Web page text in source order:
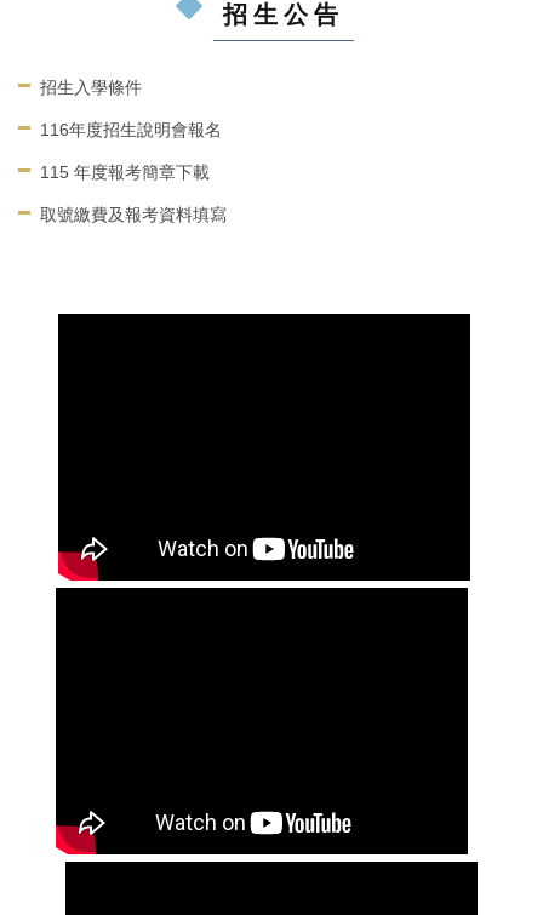
招生公告
招生入學條件
116年度招生說明會報名
115 年度報考簡章下載
取號繳費及報考資料填寫